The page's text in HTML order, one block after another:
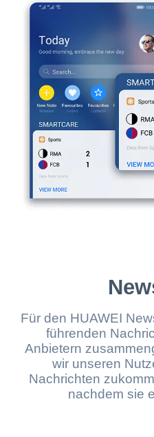
Für den HUAWEI
führenden
Anbietern
wir unseren
Nachrichten
nachdem sie